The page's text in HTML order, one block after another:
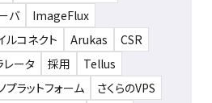
バ
ImageFlux
ルコネクト
Arukas
CSR
レータ
採用
Tellus
プラットフォーム
さくらのVPS